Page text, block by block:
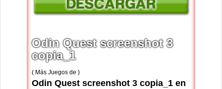
Odin Quest screenshot 3
copia_1
( Más Juegos de )
Odin Quest screenshot 3 copia_1 en